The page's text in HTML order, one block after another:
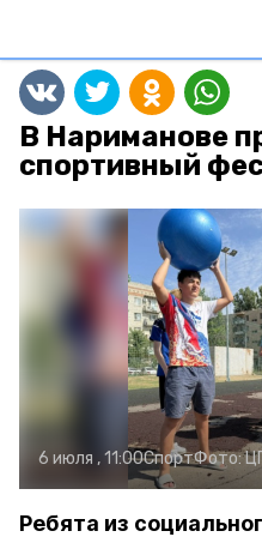
В Нариманове
спортивный
6 июля , 11:00СпортФото:
Ребята из